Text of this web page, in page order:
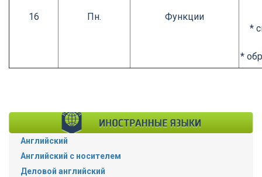
16 Пн. Функции
*
*
Английский
Английский с носителем
Деловой английский